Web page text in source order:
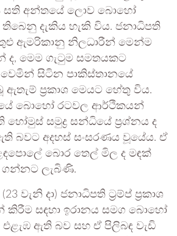
සති අන්තයේ ලොව බොහෝ
දැකිය හැකි විය. ජනාධිපති
ඇමරිකානු නිලධාරීන් මෙන්ම
ද, මෙම ගැටුම සමතයකට
වෙමින් සිටින පාකිස්තානයේ
ප්‍රකාශ මෙයට හේතු විය.
බොහෝ රටවල ආර්ථිකයන්
සමුද්‍ර සන්ධියේ ප්‍රශ්නය ද
බවට අදහස් සංසරණය වූයේය. ඒ
බොර තෙල් මිල ද මඳක්
ගන්නට ලැබිණි.
වැනි දා) ජනාධිපති ට්‍රම්ප් ප්‍රකාශ
කිරීම සඳහා ඉරානය සමග බොහෝ
ඇති බව සහ ඒ පිලිබඳ වැඩි